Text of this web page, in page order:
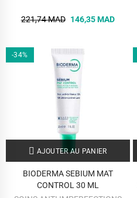
221,74 MAD 146,35 MAD
-34%
AJOUTER AU PANIER
BIODERMA SEBIUM MAT
CONTROL 30 ML